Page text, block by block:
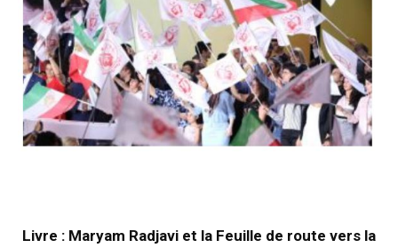
Livre : Maryam Radjavi et la Feuille de route vers la